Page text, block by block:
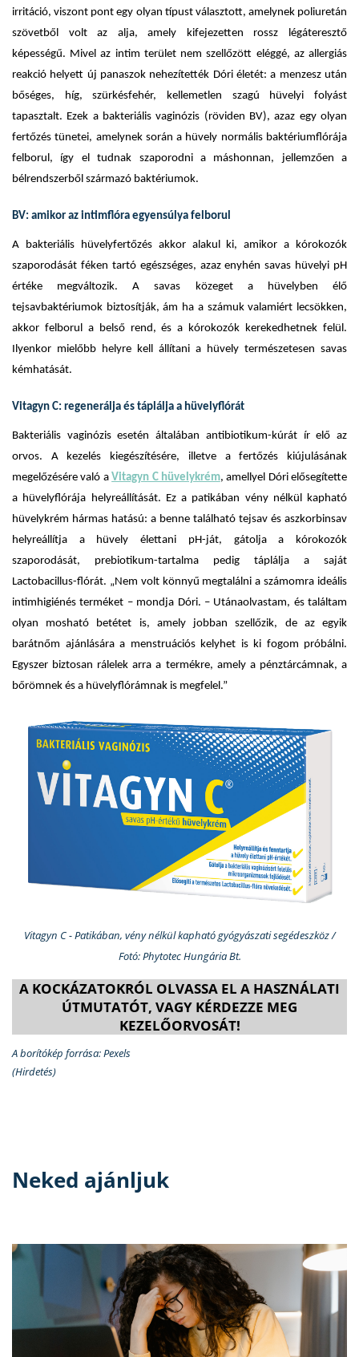
irritáció, viszont pont egy olyan típust választott, amelynek poliuretán
szövetből volt az alja, amely kifejezetten rossz légáteresztő
képességű. Mivel az intim terület nem szellőzött eléggé, az allergiás
reakció helyett új panaszok nehezítették Dóri életét: a menzesz után
bőséges, híg, szürkésfehér, kellemetlen szagú hüvelyi folyást
tapasztalt. Ezek a bakteriális vaginózis (röviden BV), azaz egy olyan
fertőzés tünetei, amelynek során a hüvely normális baktériumflórája
felborul, így el tudnak szaporodni a máshonnan, jellemzően a
bélrendszerből származó baktériumok.
BV: amikor az intimflóra egyensúlya felborul
A bakteriális hüvelyfertőzés akkor alakul ki, amikor a kórokozók
szaporodását féken tartó egészséges, azaz enyhén savas hüvelyi pH
értéke megváltozik. A savas közeget a hüvelyben élő
tejsavbaktériumok biztosítják, ám ha a számuk valamiért lecsökken,
akkor felborul a belső rend, és a kórokozók kerekedhetnek felül.
Ilyenkor mielőbb helyre kell állítani a hüvely természetesen savas
kémhatását.
Vitagyn C: regenerálja és táplálja a hüvelyflórát
Bakteriális vaginózis esetén általában antibiotikum-kúrát ír elő az
orvos. A kezelés kiegészítésére, illetve a fertőzés kiújulásának
megelőzésére való aVitagyn C hüvelykrém, amellyel Dóri elősegítette
a hüvelyflórája helyreállítását. Ez a patikában vény nélkül kapható
hüvelykrém hármas hatású: a benne található tejsav és aszkorbinsav
helyreállítja a hüvely élettani pH-ját, gátolja a kórokozók
szaporodását, prebiotikum-tartalma pedig táplálja a saját
Lactobacillus-flórát. „Nem volt könnyű megtalálni a számomra ideális
intimhigiénés terméket – mondja Dóri. – Utánaolvastam, és találtam
olyan mosható betétet is, amely jobban szellőzik, de az egyik
barátnőm ajánlására a menstruációs kelyhet is ki fogom próbálni.
Egyszer biztosan rálelek arra a termékre, amely a pénztárcámnak, a
bőrömnek és a hüvelyflórámnak is megfelel.”
Vitagyn C - Patikában, vény nélkül kapható gyógyászati segédeszköz /
Fotó: Phytotec Hungária Bt.
A KOCKÁZATOKRÓL OLVASSA EL A HASZNÁLATI
ÚTMUTATÓT, VAGY KÉRDEZZE MEG
KEZELŐORVOSÁT!
A borítókép forrása: Pexels
(Hirdetés)
Neked ajánljuk